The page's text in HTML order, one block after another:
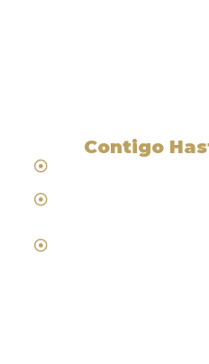
Contigo